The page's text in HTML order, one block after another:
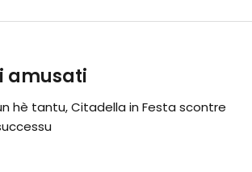
amusati
hè tantu, Citadella in Festa scontre